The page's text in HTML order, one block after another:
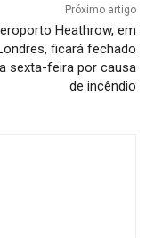
Próximo artigo
Heathrow, em
ficará fechado
sexta-feira por causa
de incêndio